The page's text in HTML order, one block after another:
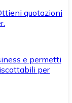
quotazioni
e permetti
per